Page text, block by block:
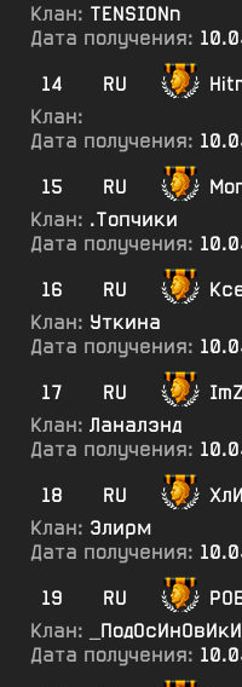
Клан: TENSIONn
Дата получения:
14
RU
Клан:
Дата получения:
15
RU
Клан: .Топчики
Дата получения:
16
RU
Клан: Уткина
Дата получения:
17
RU
Клан: Ланалэнд
Дата получения:
18
RU
Клан: Элирм
Дата получения:
19
RU
Клан:
_ПодОсИнОвИкИ_
Дата получения: